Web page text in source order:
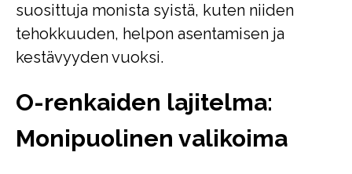
suosittuja monista syistä, kuten niiden
tehokkuuden, helpon asentamisen ja
kestävyyden vuoksi.
O-renkaiden lajitelma:
Monipuolinen valikoima